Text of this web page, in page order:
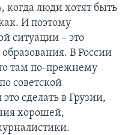
когда люди хотят быть
И поэтому
ситуации – это
В России
там по-прежнему
советской
сделать в Грузии,
хорошей,